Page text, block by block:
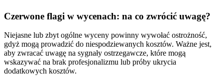
Czerwone flagi w wycenach: na co zwrócić uwagę?
Niejasne lub zbyt ogólne wyceny powinny wywołać ostrożność,
gdyż mogą prowadzić do niespodziewanych kosztów. Ważne jest,
aby zwracać uwagę na sygnały ostrzegawcze, które mogą
wskazywać na brak profesjonalizmu lub próby ukrycia
dodatkowych kosztów.